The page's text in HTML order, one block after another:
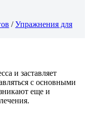
/Упражнения для
и заставляет
с основными
еще и